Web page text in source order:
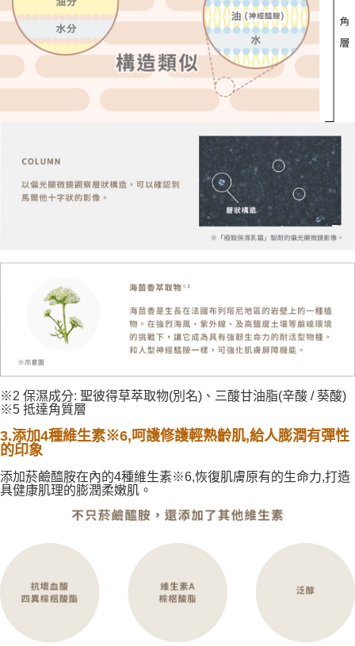
※2 保濕成分: 聖彼得草萃取物(別名)、三酸甘油脂(辛酸 / 葵酸)
※5 抵達角質層
3.添加4種維生素※6,呵護修護輕熟齡肌,給人膨潤有彈性
的印象
添加菸鹼醯胺在內的4種維生素※6,恢復肌膚原有的生命力,打造
具健康肌理的膨潤柔嫩肌。